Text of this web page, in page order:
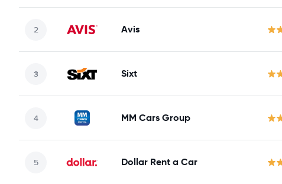
Avis
Sixt
MM Cars Group
Dollar Rent a Car